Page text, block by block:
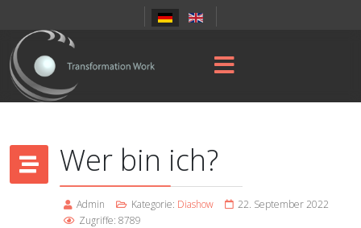
Wer bin ich?
Admin Kategorie: Diashow
22. September 2022
Zugriffe: 8789